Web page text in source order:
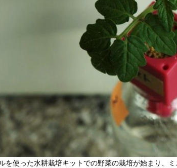
を使った水耕栽培キットでの野菜の栽培が始まり、